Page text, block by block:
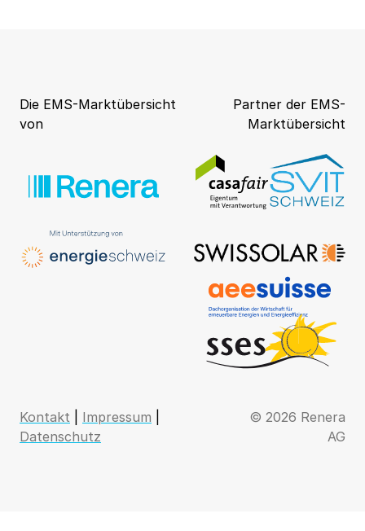
Die EMS-Marktübersicht
von
Partner der EMS-
Marktübersicht
Kontakt Impressum
Datenschutz
© 2026 Renera
AG